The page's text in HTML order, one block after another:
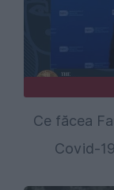
Ce făcea
Covid-